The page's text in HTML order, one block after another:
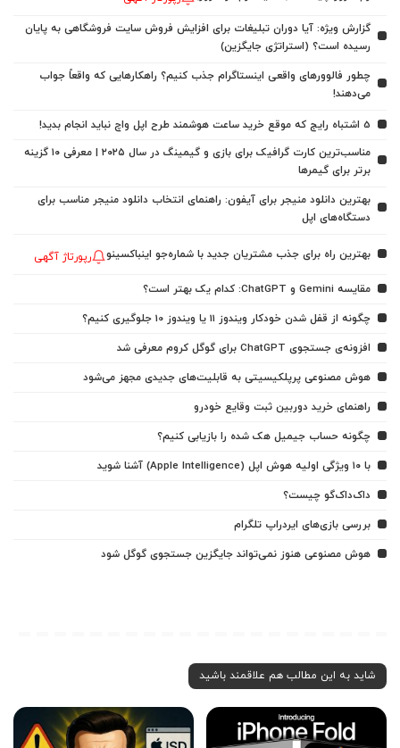
گزارش ویژه: آیا دوران تبلیغات برای افزایش فروش سایت فروشگاهی به پایان
رسیده است؟ (استراتژی جایگزین)
چطور فالوورهای واقعی اینستاگرام جذب کنیم؟ راهکارهایی که واقعاً جواب
می‌دهند!
5 اشتباه رایج که موقع خرید ساعت هوشمند طرح اپل واچ نباید انجام بدید!
مناسب‌ترین کارت گرافیک برای بازی و گیمینگ در سال ۲۰۲۵ | معرفی ۱۰ گزینه
برتر برای گیمرها
بهترین دانلود منیجر برای آیفون: راهنمای انتخاب دانلود منیجر مناسب برای
دستگاه‌های اپل
بهترین راه برای جذب مشتریان جدید با شماره‌جو اینباکسینو رپورتاژ آگهی
مقایسه Gemini و ChatGPT: کدام یک بهتر است؟
چگونه از قفل شدن خودکار ویندوز 11 یا ویندوز 10 جلوگیری کنیم؟
افزونه‌ی جستجوی ChatGPT برای گوگل کروم معرفی شد
هوش مصنوعی پرپلکیسیتی به قابلیت‌های جدیدی مجهز می‌شود
راهنمای خرید دوربین ثبت وقایع خودرو
چگونه حساب جیمیل هک شده را بازیابی کنیم؟
با ۱۰ ویژگی اولیه هوش اپل (Apple Intelligence) آشنا شوید
داک‌داک‌گو چیست؟
بررسی بازی‌های ایردراپ تلگرام
هوش مصنوعی هنوز نمی‌تواند جایگزین جستجوی گوگل شود
شاید به این مطالب هم علاقمند باشید